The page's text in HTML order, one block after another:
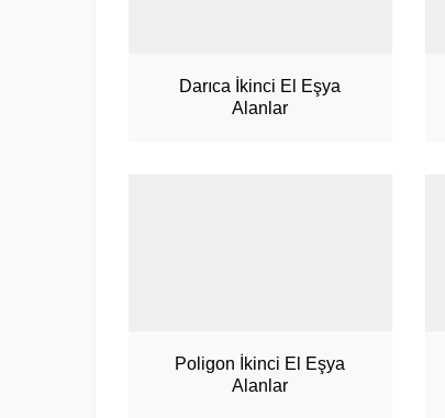
Darıca İkinci El Eşya
Alanlar
Poligon İkinci El Eşya
Alanlar